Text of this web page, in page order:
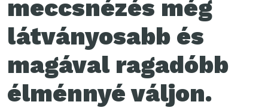
meccsnézés még
látványosabb és
magával ragadóbb
élménnyé váljon.